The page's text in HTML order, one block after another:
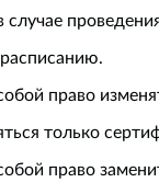
случае
право
только
право